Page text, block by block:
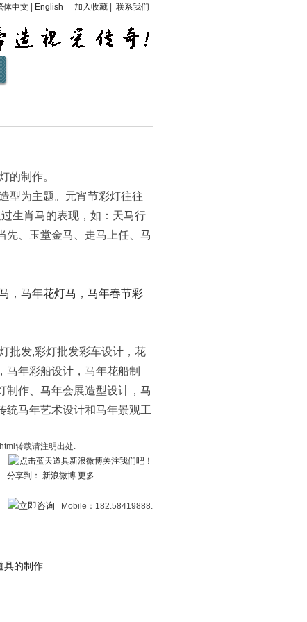
加入收藏 联系我们
体中文 English
制作。
型为主题。元宵节彩灯往往
生肖马的表现，如：天马行
先、玉堂金马、走马上任、马
， 马年花灯马 ， 马年春节彩
发,彩灯批发彩车设计，花
年彩船设计，马年花船制
制作、马年会展造型设计，马
统马年艺术设计和马年景观工
转载请注明出处.
新浪微博 更多
Mobile：182.58419888.
具的制作